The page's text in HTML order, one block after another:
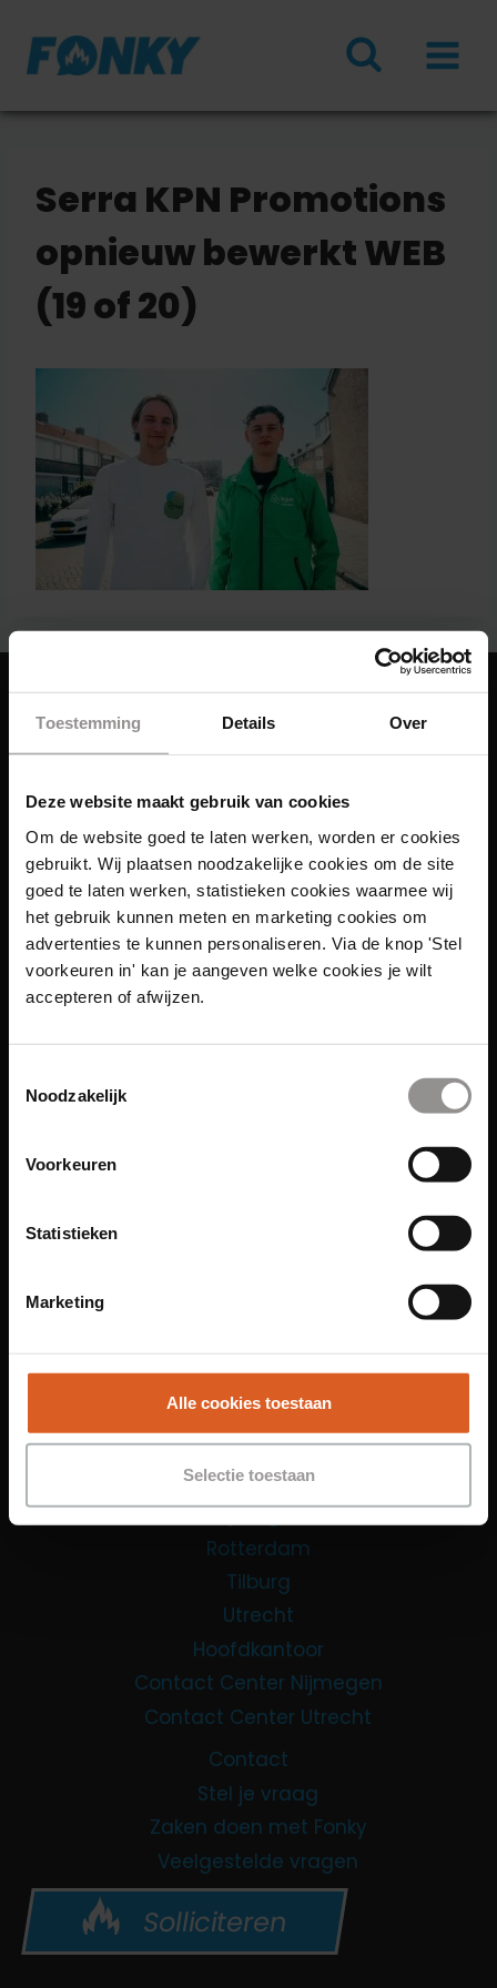
Toestemming Details Over
Deze website maakt gebruik van cookies
Om de website goed te laten werken, worden er cookies
gebruikt. Wij plaatsen noodzakelijke cookies om de site
goed te laten werken, statistieken cookies waarmee wij
het gebruik kunnen meten en marketing cookies om
advertenties te kunnen personaliseren. Via de knop 'Stel
voorkeuren in' kan je aangeven welke cookies je wilt
accepteren of afwijzen.
Noodzakelijk
Voorkeuren
Statistieken
Marketing
Alle cookies toestaan
Selectie toestaan
naar
inhoud
Serra KPN Promotions
opnieuw bewerkt WEB
(19 of 20)
Amsterdam
Groningen
Leiden
Maastricht
Nijmegen
Rotterdam
Tilburg
Utrecht
Hoofdkantoor
Contact Center Nijmegen
Contact Center Utrecht
Contact
Stel je vraag
Zaken doen met Fonky
Veelgestelde vragen
Solliciteren